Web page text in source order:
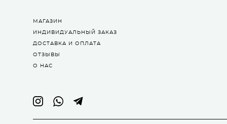
МАГАЗИН
ИНДИВИДУАЛЬНЫЙ ЗАКАЗ
ДОСТАВКА И ОПЛАТА
ОТЗЫВЫ
О НАС